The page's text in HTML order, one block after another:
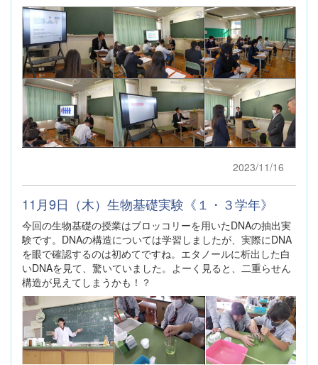
2023/11/16
11月9日（木）生物基礎実験《１・３学年》
今回の生物基礎の授業はブロッコリーを用いたDNAの抽出実
験です。DNAの構造については学習しましたが、実際にDNA
を眼で確認するのは初めてですね。エタノールに析出した白
いDNAを見て、驚いていました。よーく見ると、二重らせん
構造が見えてしまうかも！？